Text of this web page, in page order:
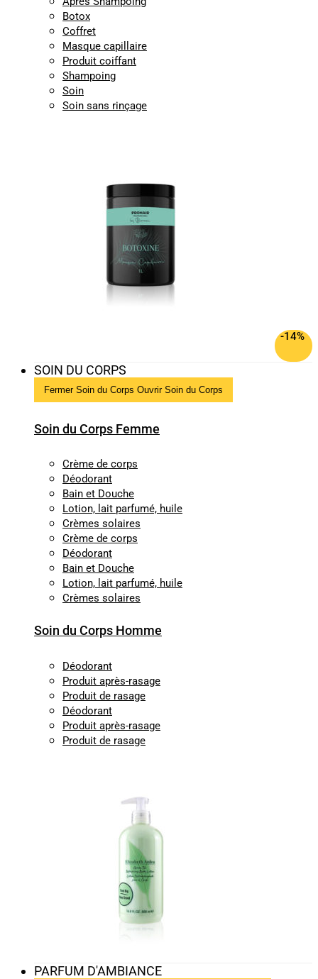
Botox
Coffret
Masque capillaire
Produit coiffant
Shampoing
Soin
Soin sans rinçage
-14%
SOIN DU CORPS
Fermer Soin du Corps Ouvrir Soin du Corps
Soin du Corps Femme
Crème de corps
Déodorant
Bain et Douche
Lotion, lait parfumé, huile
Crèmes solaires
Crème de corps
Déodorant
Bain et Douche
Lotion, lait parfumé, huile
Crèmes solaires
Soin du Corps Homme
Déodorant
Produit après-rasage
Produit de rasage
Déodorant
Produit après-rasage
Produit de rasage
PARFUM D'AMBIANCE